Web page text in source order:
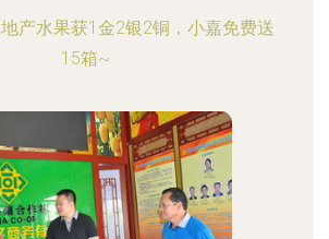
产水果获1金2银2铜，小嘉免费送
15箱~